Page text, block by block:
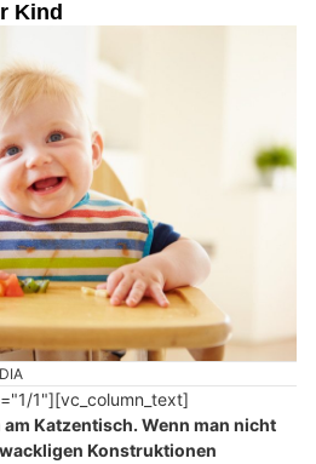
Kind
1"][vc_column_text]
Katzentisch. Wenn man nicht
Konstruktionen